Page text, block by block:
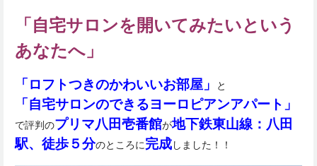
「自宅サロンを開いてみたいという
あなたへ」
「ロフトつきのかわいいお部屋」 と
「自宅サロンのできるヨーロピアンアパート」
で評判のプリマ八田壱番館が地下鉄東山線：八田
駅、徒歩５分のところに完成しました！！